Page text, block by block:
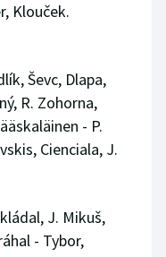
Klouček.
Ševc, Dlapa,
R. Zohorna,
- P.
Cienciala, J.
J. Mikuš,
- Tybor,